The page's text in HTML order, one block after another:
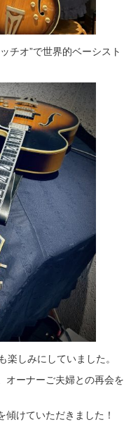
チオ”で世界的ベーシスト
しみにしていました。
オーナーご夫婦との再会を
けていただきました！